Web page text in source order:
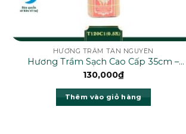
HƯƠNG TRẦM TÂN NGUYÊN
Hương Trầm Sạch Cao Cấp 35cm –
T120C1(0.5K)
130,000₫
Thêm vào giỏ hàng